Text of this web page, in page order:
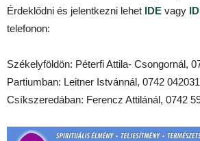
Érdeklődni és jelentkezni lehet IDE vagy
telefonon:
Székelyföldön: Péterfi Attila- Csongornál,
Partiumban: Leitner Istvánnál, 0742 042031
Csíkszeredában: Ferencz Attilánál, 0742